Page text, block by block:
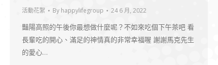
活動花絮 By happylifegroup 24 6 月, 2022
豔陽高照的午後你最想做什麼呢？不如來吃個下午茶吧 看
長輩吃的開心、滿足的神情真的非常幸福喔 謝謝馬克先生
的愛心…